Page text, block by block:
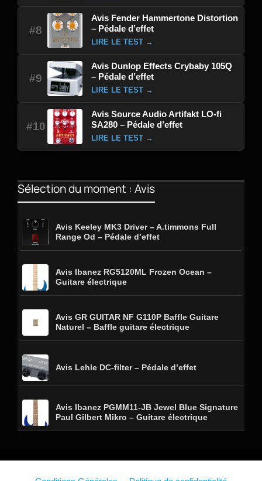
#8
Avis Fender Hammertone Distortion
– Pédale d’effet
LIRE LE TEST →
#9
Avis Dunlop Effects Crybaby 105Q
– Pédale d’effet
LIRE LE TEST →
#10
Avis Source Audio Artifakt LO-fi
SA280 – Pédale d’effet
LIRE LE TEST →
Sélection du moment : Avis
Avis Keeley MK3 Driver – A.timmons Full
Range Od – Pédale d’effet
Avis Ibanez RG5120ML Frozen Ocean –
Guitare électrique
Avis GR GUITAR NF G110P Baffle Guitare
Naturel – Baffle guitare électrique
Avis Lehle DC-filter – Pédale d’effet
Avis Ibanez PGMM11-JB Jewel Blue Signature
Paul Gilbert Mikro – Guitare électrique